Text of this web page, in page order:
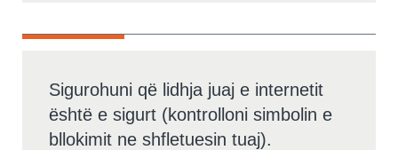
Sigurohuni që lidhja juaj e internetit
është e sigurt (kontrolloni simbolin e
bllokimit ne shfletuesin tuaj).